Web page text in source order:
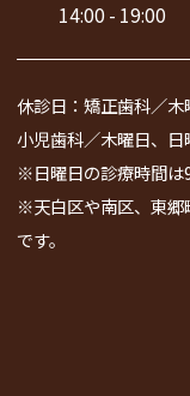
14:00 - 19:00
休診日：矯正歯科／
小児歯科／木曜日、
※日曜日の診療時間は
※天白区や南区、東郷
です。